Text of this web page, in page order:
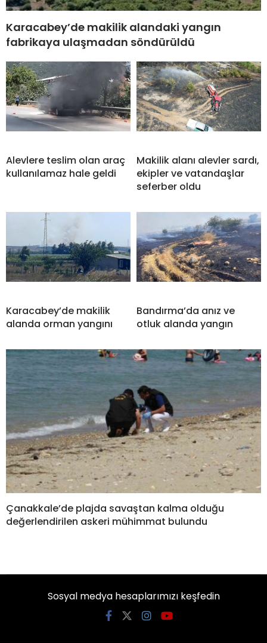
Karacabey’de makilik alandaki yangın
fabrikaya ulaşmadan söndürüldü
Alevlere teslim olan araç
kullanılamaz hale geldi
Makilik alanı alevler sardı,
ekipler ve vatandaşlar
seferber oldu
Karacabey’de makilik
alanda orman yangını
Bandırma’da anız ve
otluk alanda yangın
Çanakkale’de plajda savaştan kalma olduğu
değerlendirilen askeri mühimmat bulundu
Sosyal medya hesaplarımızı keşfedin